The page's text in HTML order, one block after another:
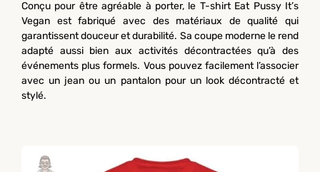
Conçu pour être agréable à porter, le T-shirt Eat Pussy It’s
Vegan est fabriqué avec des matériaux de qualité qui
garantissent douceur et durabilité. Sa coupe moderne le rend
adapté aussi bien aux activités décontractées qu’à des
événements plus formels. Vous pouvez facilement l’associer
avec un jean ou un pantalon pour un look décontracté et
stylé.